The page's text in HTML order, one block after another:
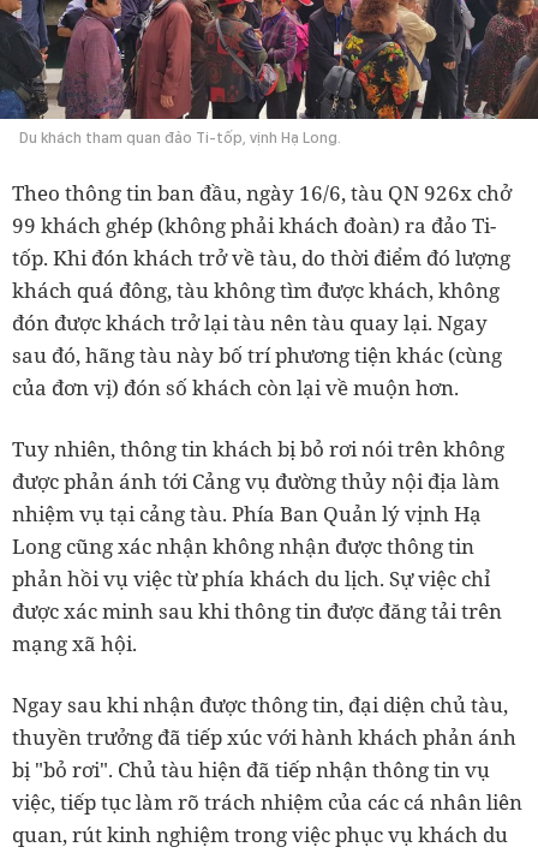
Du khách tham quan đảo Ti-tốp, vịnh Hạ Long.
Theo thông tin ban đầu, ngày 16/6, tàu QN 926x chở
99 khách ghép (không phải khách đoàn) ra đảo Ti-
tốp. Khi đón khách trở về tàu, do thời điểm đó lượng
khách quá đông, tàu không tìm được khách, không
đón được khách trở lại tàu nên tàu quay lại. Ngay
sau đó, hãng tàu này bố trí phương tiện khác (cùng
của đơn vị) đón số khách còn lại về muộn hơn.
Tuy nhiên, thông tin khách bị bỏ rơi nói trên không
được phản ánh tới Cảng vụ đường thủy nội địa làm
nhiệm vụ tại cảng tàu. Phía Ban Quản lý vịnh Hạ
Long cũng xác nhận không nhận được thông tin
phản hồi vụ việc từ phía khách du lịch. Sự việc chỉ
được xác minh sau khi thông tin được đăng tải trên
mạng xã hội.
Ngay sau khi nhận được thông tin, đại diện chủ tàu,
thuyền trưởng đã tiếp xúc với hành khách phản ánh
bị "bỏ rơi". Chủ tàu hiện đã tiếp nhận thông tin vụ
việc, tiếp tục làm rõ trách nhiệm của các cá nhân liên
quan, rút kinh nghiệm trong việc phục vụ khách du